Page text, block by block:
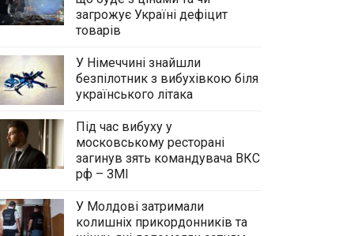
загрожує Україні дефіцит
товарів
У Німеччині знайшли
безпілотник з вибухівкою біля
українського літака
Під час вибуху у
московському ресторані
загинув зять командувача ВКС
рф – ЗМІ
У Молдові затримали
колишніх прикордонників та